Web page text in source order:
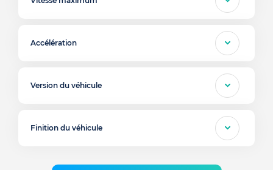
Accélération
Version du véhicule
Finition du véhicule